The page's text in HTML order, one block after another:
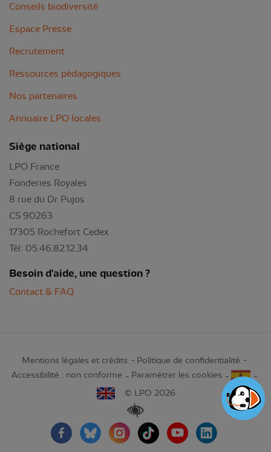
Conseils biodiversité
Espace Presse
Recrutement
Ressources pédagogiques
Nos partenaires
Annuaire LPO locales
Siège national
LPO France
Fonderies Royales
8 rue du Dr Pujos
CS 90263
17305 Rochefort Cedex
Tél: 05.46.82.12.34
Besoin d'aide, une question ?
Contact & FAQ
Mentions légales et crédits
Politique de confidentialité
Accessibilité : non conforme
Paramétrer les cookies
© LPO 2026
Renforcer les contrastes